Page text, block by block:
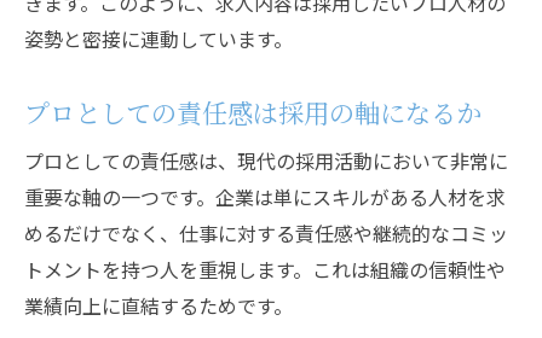
姿勢と密接に連動しています。
プロとしての責任感は採用の軸になるか
プロとしての責任感は、現代の採用活動において非常に
重要な軸の一つです。企業は単にスキルがある人材を求
めるだけでなく、仕事に対する責任感や継続的なコミッ
トメントを持つ人を重視します。これは組織の信頼性や
業績向上に直結するためです。